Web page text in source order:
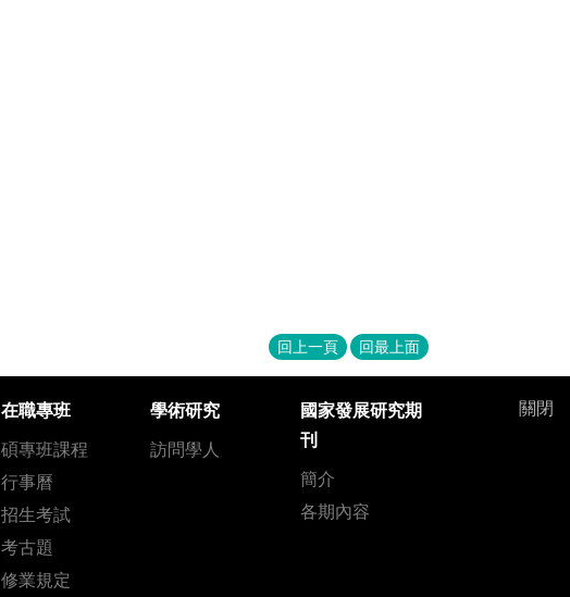
回上一頁 回最上面
關閉
在職專班
碩專班課程
行事曆
招生考試
考古題
修業規定
學術研究
訪問學人
國家發展研究期
刊
簡介
各期內容